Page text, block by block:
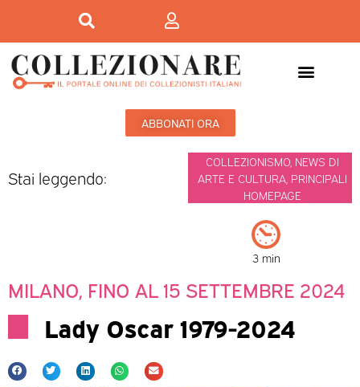
ABBONATI ORA
Stai leggendo:
COLLEZIONISMO, NEWS DI
ARTE E CULTURA, PRINCIPALI
HOMEPAGE
3 min
MILANO, FINO AL 15 SETTEMBRE 2024
Lady Oscar 1979-2024